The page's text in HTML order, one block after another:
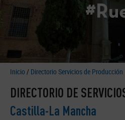
Inicio / Directorio Servicios de Producción
DIRECTORIO DE
Castilla-La Mancha